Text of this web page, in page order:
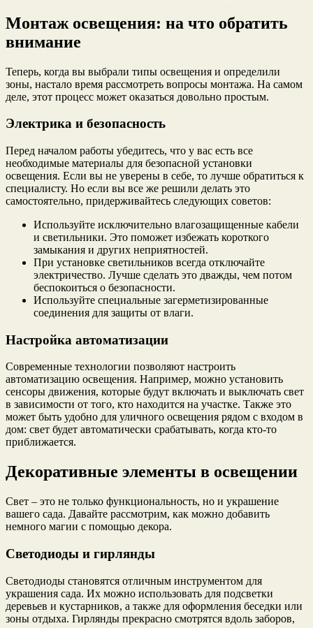
Монтаж освещения: на что обратить
внимание
Теперь, когда вы выбрали типы освещения и определили
зоны, настало время рассмотреть вопросы монтажа. На самом
деле, этот процесс может оказаться довольно простым.
Электрика и безопасность
Перед началом работы убедитесь, что у вас есть все
необходимые материалы для безопасной установки
освещения. Если вы не уверены в себе, то лучше обратиться к
специалисту. Но если вы все же решили делать это
самостоятельно, придерживайтесь следующих советов:
Используйте исключительно влагозащищенные кабели
и светильники. Это поможет избежать короткого
замыкания и других неприятностей.
При установке светильников всегда отключайте
электричество. Лучше сделать это дважды, чем потом
беспокоиться о безопасности.
Используйте специальные загерметизированные
соединения для защиты от влаги.
Настройка автоматизации
Современные технологии позволяют настроить
автоматизацию освещения. Например, можно установить
сенсоры движения, которые будут включать и выключать свет
в зависимости от того, кто находится на участке. Также это
может быть удобно для уличного освещения рядом с входом в
дом: свет будет автоматически срабатывать, когда кто-то
приближается.
Декоративные элементы в освещении
Свет – это не только функциональность, но и украшение
вашего сада. Давайте рассмотрим, как можно добавить
немного магии с помощью декора.
Светодиоды и гирлянды
Светодиоды становятся отличным инструментом для
украшения сада. Их можно использовать для подсветки
деревьев и кустарников, а также для оформления беседки или
зоны отдыха. Гирлянды прекрасно смотрятся вдоль заборов,